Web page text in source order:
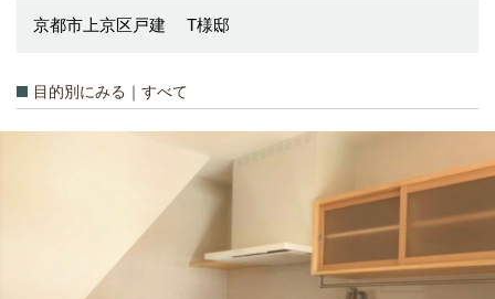
京都市上京区戸建 T様邸
目的別にみる｜すべて